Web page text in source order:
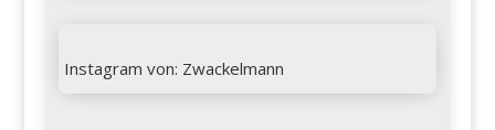
Instagram von: Zwackelmann